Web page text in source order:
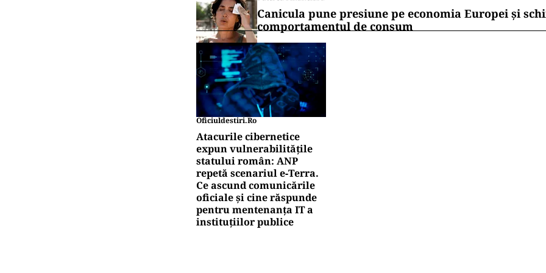
Canicula pune presiune pe economia Europei și
comportamentul de consum
Oficiuldestiri.ro
Atacurile cibernetice
expun vulnerabilitățile
statului român: ANP
repetă scenariul e‑Terra.
Ce ascund comunicările
oficiale și cine răspunde
pentru mentenanța IT a
instituțiilor publice